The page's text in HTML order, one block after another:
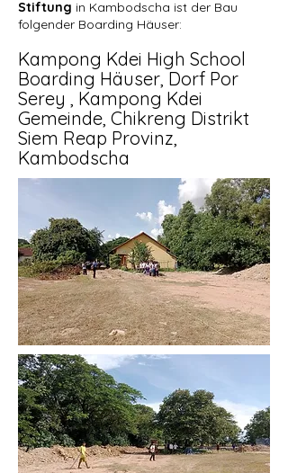
Stiftung in Kambodscha ist der Bau
folgender Boarding Häuser:
Kampong Kdei High School
Boarding Häuser, Dorf Por
Serey , Kampong Kdei
Gemeinde, Chikreng Distrikt
Siem Reap Provinz,
Kambodscha